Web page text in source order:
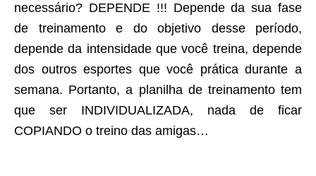
necessário? DEPENDE !!! Depende da sua fase
de treinamento e do objetivo desse período,
depende da intensidade que você treina, depende
dos outros esportes que você prática durante a
semana. Portanto, a planilha de treinamento tem
que ser INDIVIDUALIZADA, nada de ficar
COPIANDO o treino das amigas…